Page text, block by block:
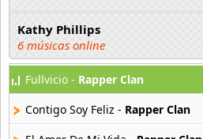
Kathy Phillips
6 músicas online
Kevin Kevff
9 músicas online
Fullvicio - Rapper Clan
Contigo Soy Feliz - Rapper Clan